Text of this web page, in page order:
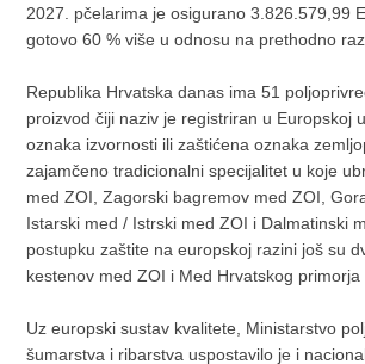
2027. pčelarima je osigurano 3.826.579,99
gotovo 60 % više u odnosu na prethodno
Republika Hrvatska danas ima 51
proizvod čiji naziv je registriran u Europskoj
oznaka izvornosti ili zaštićena oznaka
zajamčeno tradicionalni specijalitet u koje
med ZOI, Zagorski bagremov med ZOI,
Istarski med / Istrski med ZOI i Dalmatinski
postupku zaštite na europskoj razini još su
kestenov med ZOI i Med Hrvatskog primorja
Uz europski sustav kvalitete, Ministarstvo
šumarstva i ribarstva uspostavilo je i